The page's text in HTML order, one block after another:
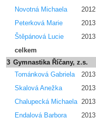
Novotná Michaela
2012
Peterková Marie
2013
Štěpánová Lucie
2013
celkem
3 Gymnastika Říčany, z.s.
Tománková Gabriela
2013
Skalová Anežka
2013
Chalupecká Michaela 2013
Endalová Barbora
2013